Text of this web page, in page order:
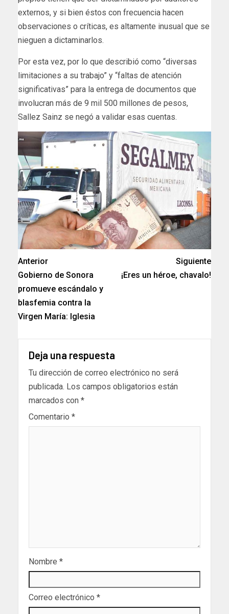
externos, y si bien éstos con frecuencia hacen
observaciones o críticas, es altamente inusual que se
nieguen a dictaminarlos.
Por esta vez, por lo que describió como “diversas
limitaciones a su trabajo” y “faltas de atención
significativas” para la entrega de documentos que
involucran más de 9 mil 500 millones de pesos,
Sallez Sainz se negó a validar esas cuentas.
Anterior
Gobierno de Sonora
promueve escándalo y
blasfemia contra la
Virgen María: Iglesia
Siguiente
¡Eres un héroe, chavalo!
Deja una respuesta
Tu dirección de correo electrónico no será
publicada. Los campos obligatorios están
marcados con *
Comentario *
Nombre *
Correo electrónico *